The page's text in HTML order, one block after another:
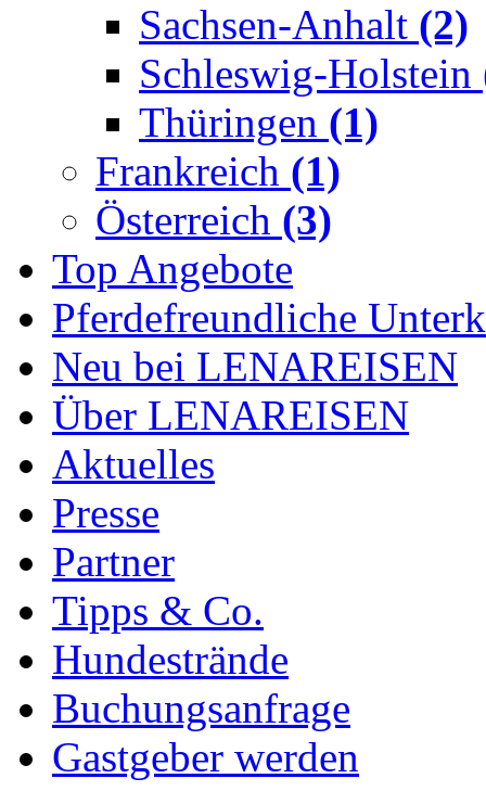
Sachsen-Anhalt (2)
Schleswig-Holstein
Thüringen (1)
Frankreich (1)
Österreich (3)
Top Angebote
Pferdefreundliche
Neu bei LENAREISEN
Über LENAREISEN
Aktuelles
Presse
Partner
Tipps & Co.
Hundestrände
Buchungsanfrage
Gastgeber werden